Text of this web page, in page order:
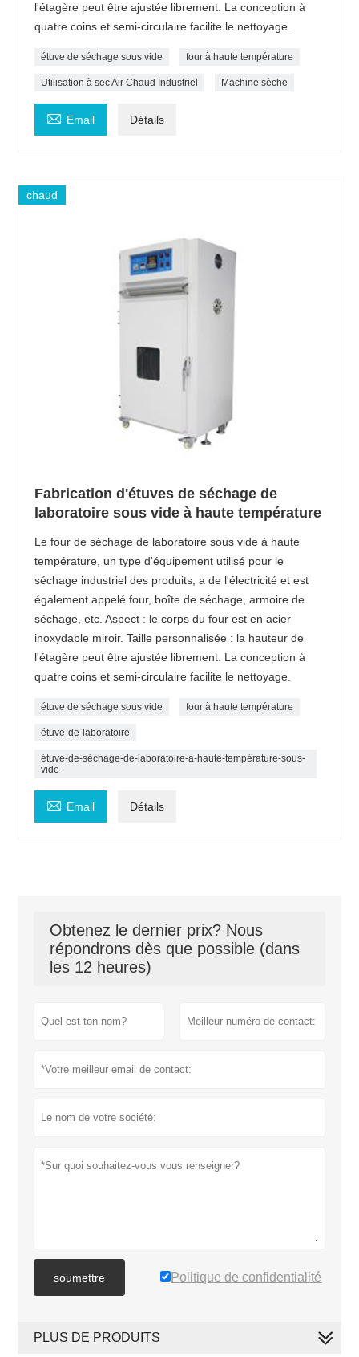
l'étagère peut être ajustée librement. La conception à
quatre coins et semi-circulaire facilite le nettoyage.
étuve de séchage sous vide four à haute température
Utilisation à sec Air Chaud Industriel Machine sèche
 Email Détails
chaud
Fabrication d'étuves de séchage de
laboratoire sous vide à haute température
Le four de séchage de laboratoire sous vide à haute
température, un type d'équipement utilisé pour le
séchage industriel des produits, a de l'électricité et est
également appelé four, boîte de séchage, armoire de
séchage, etc. Aspect : le corps du four est en acier
inoxydable miroir. Taille personnalisée : la hauteur de
l'étagère peut être ajustée librement. La conception à
quatre coins et semi-circulaire facilite le nettoyage.
étuve de séchage sous vide four à haute température
étuve-de-laboratoire
étuve-de-séchage-de-laboratoire-a-haute-température-sous-
vide-
 Email Détails
Obtenez le dernier prix? Nous
répondrons dès que possible (dans
les 12 heures)
soumettre Politique de confidentialité
PLUS DE PRODUITS